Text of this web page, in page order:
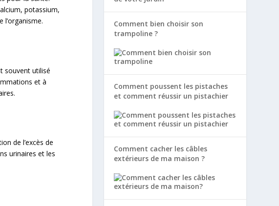
potassium,
souvent utilisé
et à
de l’excès de
urinaires et les
Comment bien choisir son
trampoline ?
Comment poussent les pistaches
et comment réussir un pistachier
Comment cacher les câbles
extérieurs de ma maison ?